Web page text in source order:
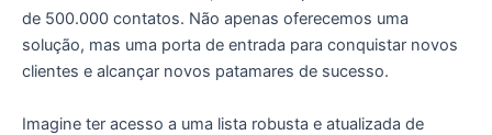
de 500.000 contatos. Não apenas oferecemos uma
solução, mas uma porta de entrada para conquistar novos
clientes e alcançar novos patamares de sucesso.
Imagine ter acesso a uma lista robusta e atualizada de